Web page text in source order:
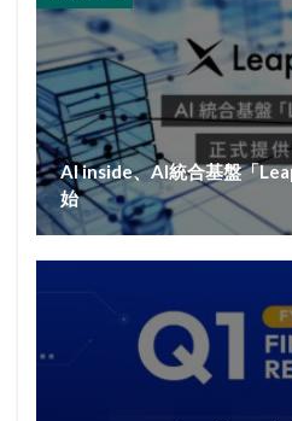
AI inside、AI統合基盤「
始